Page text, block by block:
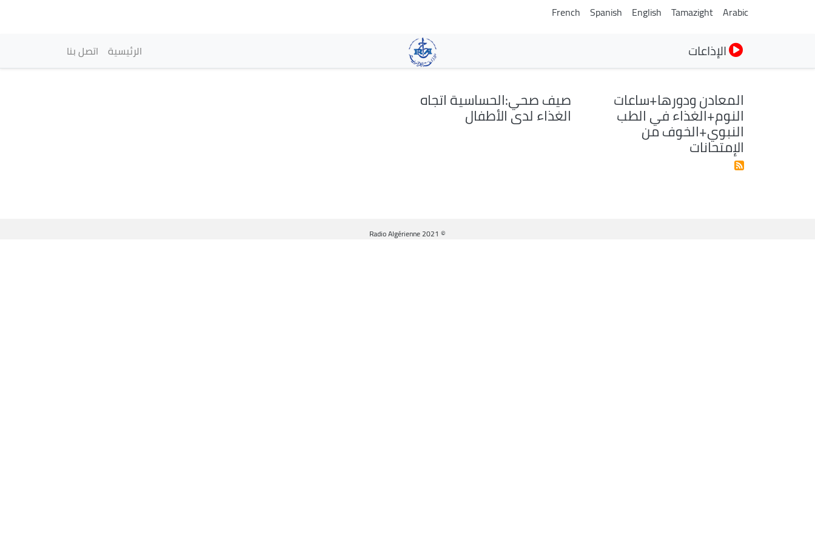
Arabic
Tamazight
English
Spanish
French
الإذاعات principale
الرئيسية اتصل بنا
المعادن ودورها+ساعات
النوم+الغذاء في الطب
النبوي+الخوف من
الإمتحانات
صيف صحي:الحساسية اتجاه
الغذاء لدى الأطفال
© Radio Algérienne 2021